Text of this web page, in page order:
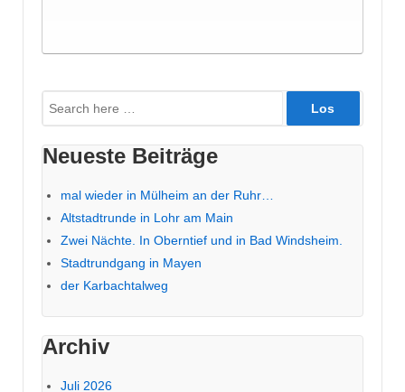
Suche
nach:
Neueste Beiträge
mal wieder in Mülheim an der Ruhr…
Altstadtrunde in Lohr am Main
Zwei Nächte. In Oberntief und in Bad Windsheim.
Stadtrundgang in Mayen
der Karbachtalweg
Archiv
Juli 2026